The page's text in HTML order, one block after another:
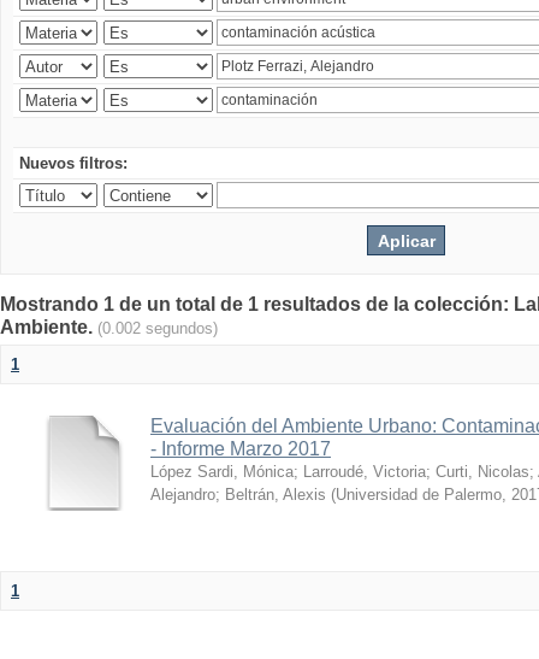
Nuevos filtros:
Mostrando 1 de un total de 1 resultados de la colección:
Ambiente. (0.002 segundos)
1
Evaluación del Ambiente Urbano:
- Informe Marzo 2017
López Sardi, Mónica; Larroudé, Victoria; Curti, Nicolas;
Alejandro; Beltrán, Alexis (Universidad de Palermo,
1